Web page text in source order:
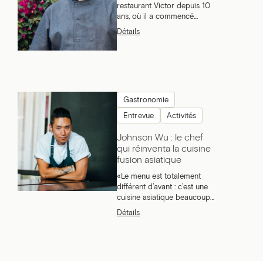
restaurant Victor depuis 10
ans, où il a commencé
comme sous-chef avant
d’en devenir le chef exécutif.
Détails
Gastronomie
Entrevue Activités
Johnson Wu : le chef
qui réinventa la cuisine
fusion asiatique
«Le menu est totalement
différent d’avant : c’est une
cuisine asiatique beaucoup
plus assumée, plus épicée,
plus savoureuse. Plus l’fun.»
Détails